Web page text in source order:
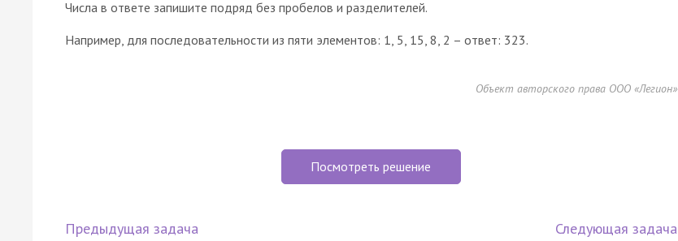
Числа в ответе запишите подряд без пробелов и разделителей.
Например, для последовательности из пяти элементов: 1, 5, 15, 8, 2 – ответ: 323.
Объект авторского права ООО «Легион»
Посмотреть решение
Предыдущая задача Следующая задача